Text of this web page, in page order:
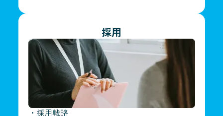
採用
・ 採用戦略